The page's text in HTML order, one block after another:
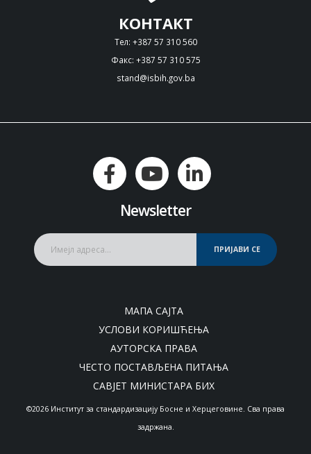
КОНТАКТ
Тел: +387 57 310 560
Факс: +387 57 310 575
stand@isbih.gov.ba
Newsletter
ПРИЈАВИ СЕ
МАПА САЈТА
УСЛОВИ КОРИШЋЕЊА
АУТОРСКА ПРАВА
ЧЕСТО ПОСТАВЉЕНА ПИТАЊА
САВЈЕТ МИНИСТАРА БИХ
©2026 Институт за стандардизацију Босне и Херцеговине. Сва права
задржана.